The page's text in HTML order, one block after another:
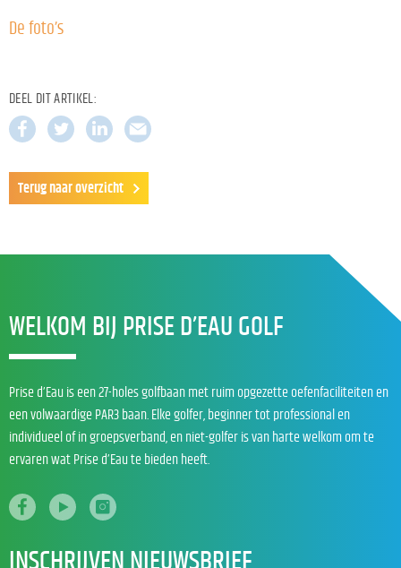
De foto’s
DEEL DIT ARTIKEL:
Terug naar overzicht
WELKOM BIJ PRISE D’EAU GOLF
Prise d’Eau is een 27-holes golfbaan met ruim opgezette oefenfaciliteiten en
een volwaardige PAR3 baan. Elke golfer, beginner tot professional en
individueel of in groepsverband, en niet-golfer is van harte welkom om te
ervaren wat Prise d’Eau te bieden heeft.
INSCHRIJVEN NIEUWSBRIEF